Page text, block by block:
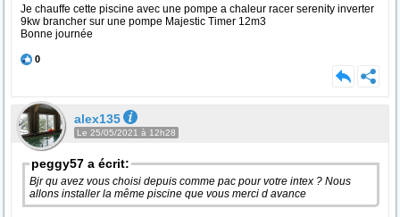
Je chauffe cette piscine avec une pompe a chaleur racer serenity inverter
9kw brancher sur une pompe Majestic Timer 12m3
Bonne journée
0
alex135
Le 25/05/2021 à 12h28
peggy57 a écrit:
Bjr qu avez vous choisi depuis comme pac pour votre intex ? Nous
allons installer la même piscine que vous merci d avance